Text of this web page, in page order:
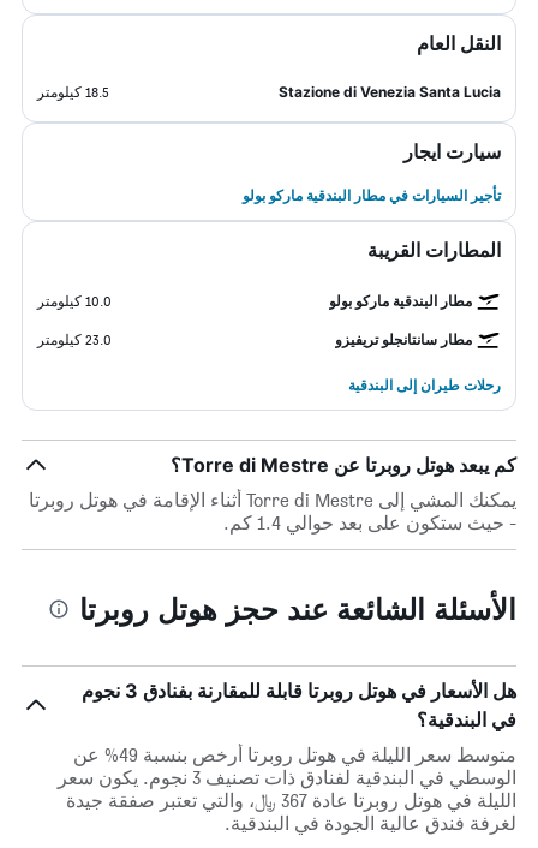
النقل العام
Stazione di Venezia Santa Lucia 18.5 كيلومتر
سيارت ايجار
تأجير السيارات في مطار البندقية ماركو بولو
المطارات القريبة
مطار البندقية ماركو بولو 10.0 كيلومتر
مطار سانتانجلو تريفيزو 23.0 كيلومتر
رحلات طيران إلى البندقية
كم يبعد هوتل روبرتا عن Torre di Mestre؟
يمكنك المشي إلى Torre di Mestre أثناء الإقامة في هوتل روبرتا
- حيث ستكون على بعد حوالي 1.4 كم.
الأسئلة الشائعة عند حجز هوتل روبرتا
هل الأسعار في هوتل روبرتا قابلة للمقارنة بفنادق 3 نجوم
في البندقية؟
متوسط سعر الليلة في هوتل روبرتا أرخص بنسبة 49% عن
الوسطي في البندقية لفنادق ذات تصنيف 3 نجوم. يكون سعر
الليلة في هوتل روبرتا عادة 367 ﷼، والتي تعتبر صفقة جيدة
لغرفة فندق عالية الجودة في البندقية.